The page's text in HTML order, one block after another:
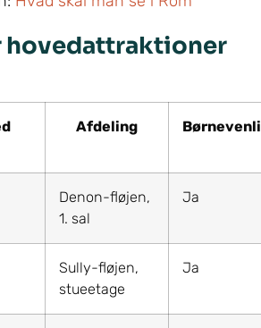
hovedattraktioner
Afdeling
Denon-fløjen,
1. sal
Ja
Sully-fløjen,
stueetage
Ja